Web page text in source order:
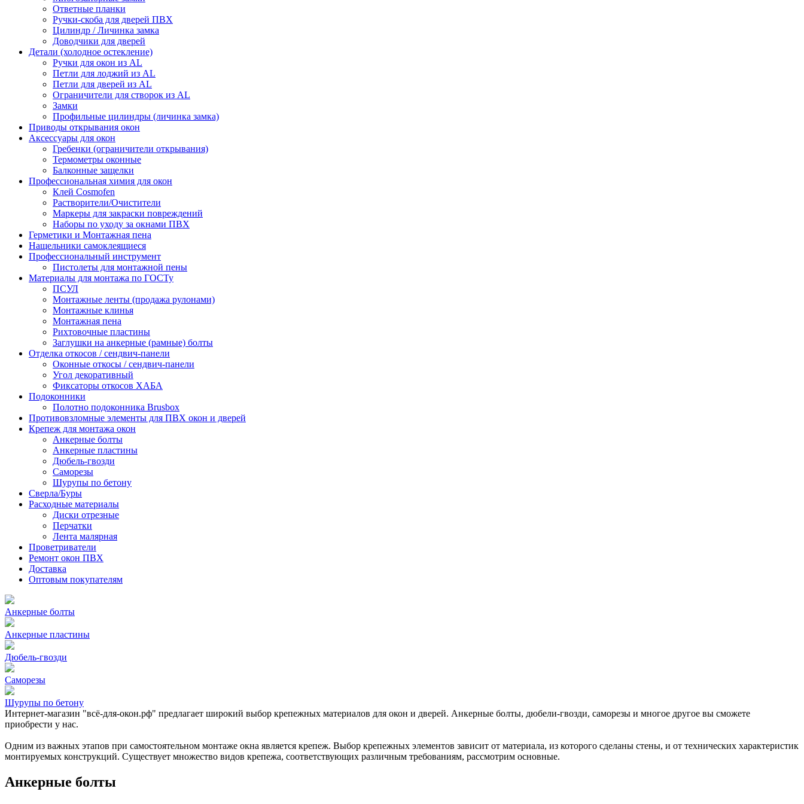
Ответные планки
Ручки-скоба для дверей ПВХ
Цилиндр / Личинка замка
Доводчики для дверей
Детали (холодное остекление)
Ручки для окон из AL
Петли для лоджий из AL
Петли для дверей из AL
Ограничители для створок из AL
Замки
Профильные цилиндры (личинка замка)
Приводы открывания окон
Аксессуары для окон
Гребенки (ограничители открывания)
Термометры оконные
Балконные защелки
Профессиональная химия для окон
Клей Cosmofen
Растворители/Очистители
Маркеры для закраски повреждений
Наборы по уходу за окнами ПВХ
Герметики и Монтажная пена
Нащельники самоклеящиеся
Профессиональный инструмент
Пистолеты для монтажной пены
Материалы для монтажа по ГОСТу
ПСУЛ
Монтажные ленты (продажа рулонами)
Монтажные клинья
Монтажная пена
Рихтовочные пластины
Заглушки на анкерные (рамные) болты
Отделка откосов / сендвич-панели
Оконные откосы / сендвич-панели
Угол декоративный
Фиксаторы откосов ХАБА
Подоконники
Полотно подоконника Brusbox
Противовзломные элементы для ПВХ окон и дверей
Крепеж для монтажа окон
Анкерные болты
Анкерные пластины
Дюбель-гвозди
Саморезы
Шурупы по бетону
Сверла/Буры
Расходные материалы
Диски отрезные
Перчатки
Лента малярная
Проветриватели
Ремонт окон ПВХ
Доставка
Оптовым покупателям
Анкерные болты
Анкерные пластины
Дюбель-гвозди
Саморезы
Шурупы по бетону
Интернет-магазин "всё-для-окон.рф" предлагает широкий выбор крепежных материалов для окон и дверей. Анкерные болты, дюбели-гвозди, саморезы и многое другое вы сможете
приобрести у нас.
Одним из важных этапов при самостоятельном монтаже окна является крепеж. Выбор крепежных элементов зависит от материала, из которого сделаны стены, и от технических характеристик
монтируемых конструкций. Существует множество видов крепежа, соответствующих различным требованиям, рассмотрим основные.
Анкерные болты